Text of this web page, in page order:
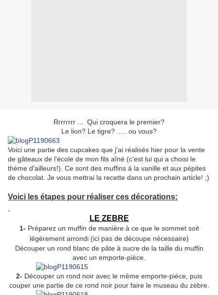
Rrrrrrrr ... Qui croquera le premier?
Le lion? Le tigre? ..... ou vous?
Voici une partie des cupcakes que j'ai réalisés hier pour la vente
de gâteaux de l'école de mon fils aîné (c'est lui qui a choisi le
thème d'ailleurs!). Ce sont des muffins à la vanille et aux pépites
de chocolat. Je vous mettrai la recette dans un prochain article! ;)
Voici les étapes pour réaliser ces décorations:
LE ZEBRE
1- Préparez un muffin de manière à ce que le sommet soit
légèrement arrondi (ici pas de découpe nécessaire)
Découper un rond blanc de pâte à sucre de la taille du muffin
avec un emporte-pièce.
2- Découper un rond noir avec le même emporte-pièce, puis
couper une partie de ce rond noir pour faire le museau du zèbre.